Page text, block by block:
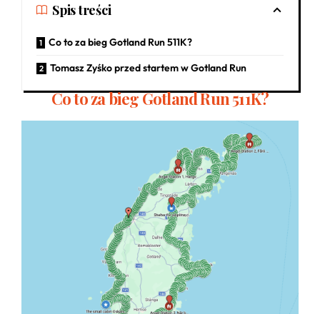
Spis treści
Co to za bieg Gotland Run 511K?
Tomasz Zyśko przed startem w Gotland Run
Co to za bieg Gotland Run 511K?